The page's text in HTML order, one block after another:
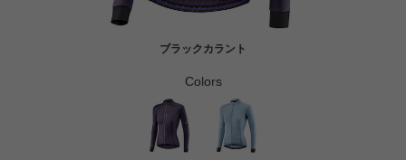
ブラックカラント
Colors